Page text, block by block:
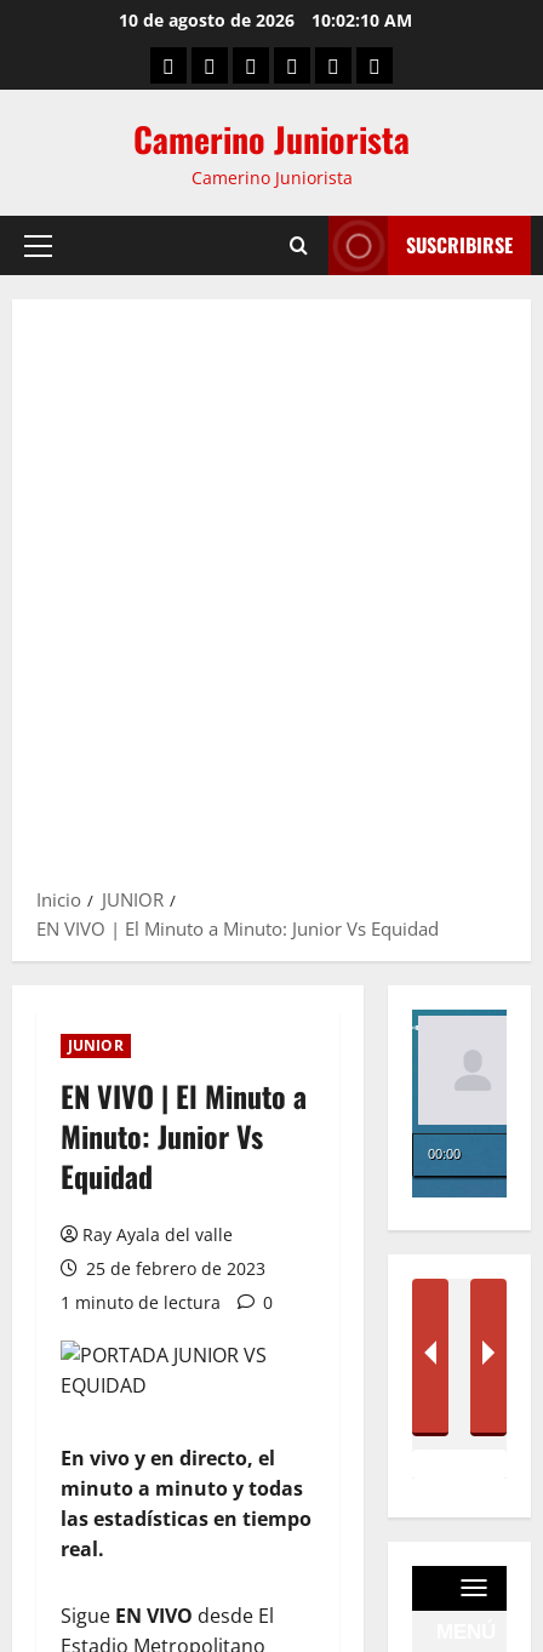
10 de agosto de 2026 10:02:10 AM
Camerino Juniorista
Camerino Juniorista
SUSCRIBIRSE
Inicio
JUNIOR
EN VIVO | El Minuto a Minuto: Junior Vs Equidad
JUNIOR
EN VIVO | El Minuto a
Minuto: Junior Vs
Equidad
Ray Ayala del valle
25 de febrero de 2023
1 minuto de lectura
0
En vivo y en directo, el
minuto a minuto y todas
las estadísticas en tiempo
real.
Sigue EN VIVO desde El
Estadio Metropolitano